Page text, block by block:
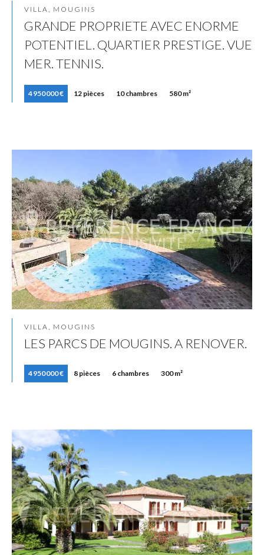
VILLA, MOUGINS
GRANDE PROPRIETE AVEC ENORME
POTENTIEL. QUARTIER PRESTIGE. VUE
MER. TENNIS.
4 950 000 € 12 pièces 10 chambres 580 m²
VILLA, MOUGINS
LES PARCS DE MOUGINS. A RENOVER.
4 950 000 € 8 pièces 6 chambres 300 m²